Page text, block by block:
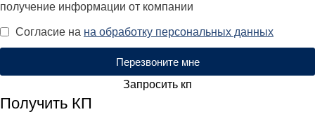
получение информации от компании
Согласие на на обработку персональных данных
Перезвоните мне
Запросить кп
Получить КП